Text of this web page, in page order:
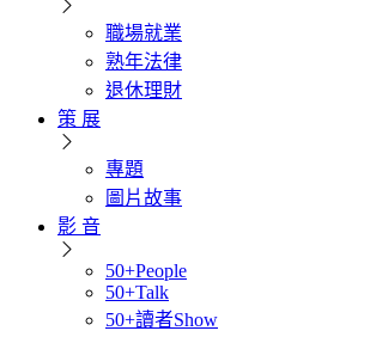
職場就業
熟年法律
退休理財
策 展
專題
圖片故事
影 音
50+People
50+Talk
50+讀者Show